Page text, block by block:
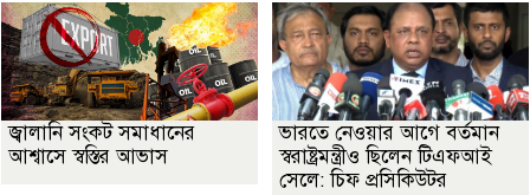
জ্বালানি সংকট সমাধানের
আশ্বাসে স্বস্তির আভাস
ভারতে নেওয়ার আগে বর্তমান
স্বরাষ্ট্রমন্ত্রীও ছিলেন টিএফআই
সেলে: চিফ প্রসিকিউটর